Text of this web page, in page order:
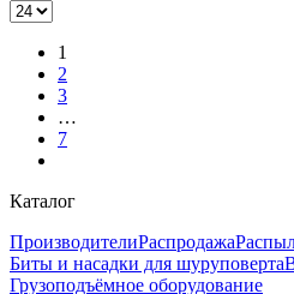
1
2
3
…
7
Каталог
ПроизводителиРаспродажа
Биты и насадки для шуруповерта
Грузоподъёмное оборудование